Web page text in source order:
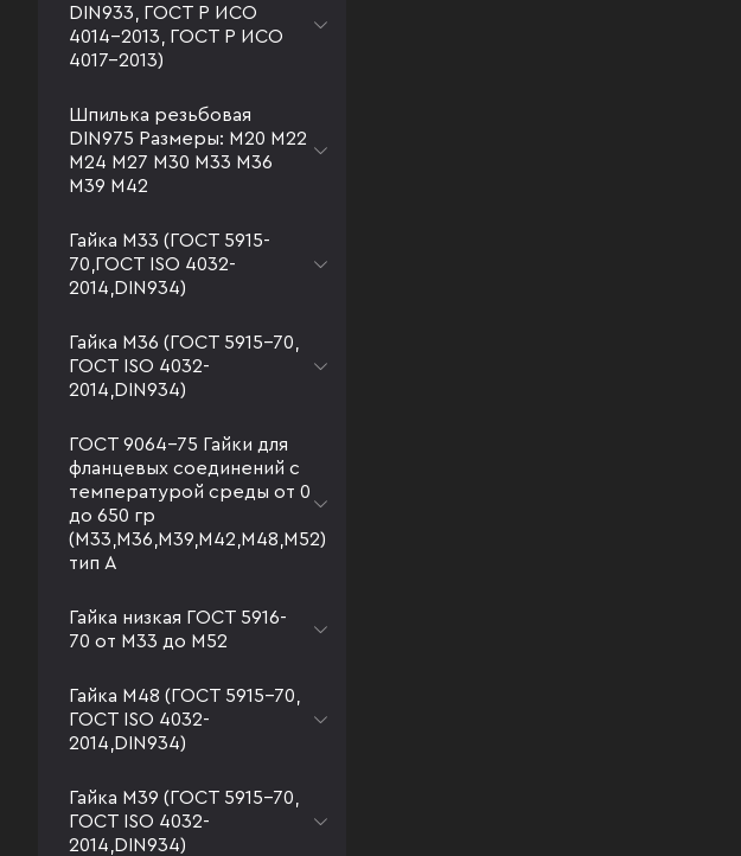
DIN933, ГОСТ Р ИСО
4014-2013, ГОСТ Р ИСО
4017-2013)
Шпилька резьбовая
DIN975 Размеры: М20 М22
М24 М27 М30 М33 М36
М39 М42
Гайка М33 (ГОСТ 5915-
70,ГОСТ ISO 4032-
2014,DIN934)
Гайка М36 (ГОСТ 5915-70,
ГОСТ ISO 4032-
2014,DIN934)
ГОСТ 9064-75 Гайки для
фланцевых соединений с
температурой среды от 0
до 650 гр
(М33,М36,М39,М42,М48,М52)
тип А
Гайка низкая ГОСТ 5916-
70 от М33 до М52
Гайка М48 (ГОСТ 5915-70,
ГОСТ ISO 4032-
2014,DIN934)
Гайка М39 (ГОСТ 5915-70,
ГОСТ ISO 4032-
2014,DIN934)